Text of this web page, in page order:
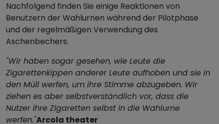
Nachfolgend finden Sie einige Reaktionen von
Benutzern der Wahlurnen während der Pilotphase
und der regelmäßigen Verwendung des
Aschenbechers.
"Wir haben sogar gesehen, wie Leute die
Zigarettenkippen anderer Leute aufhoben und sie in
den Müll werfen, um ihre Stimme abzugeben. Wir
ziehen es aber selbstverständlich vor, dass die
Nutzer ihre Zigaretten selbst in die Wahlurne
werfen."Arcola theater